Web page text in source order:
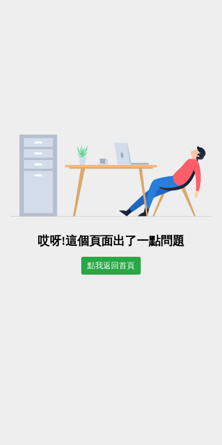
哎呀!這個頁面出了一點問題
點我返回首頁